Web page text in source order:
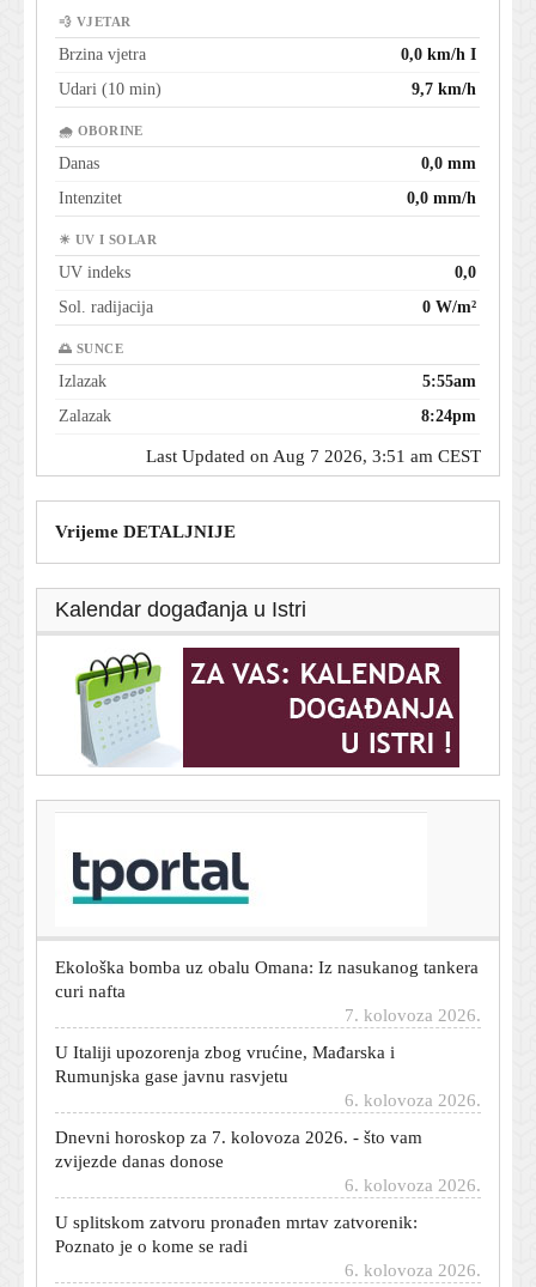
💨 VJETAR
Brzina vjetra
0,0 km/h I
Udari (10 min)
9,7 km/h
🌧 OBORINE
Danas
0,0 mm
Intenzitet
0,0 mm/h
☀ UV I SOLAR
UV indeks
0,0
Sol. radijacija
0 W/m²
🌅 SUNCE
Izlazak
5:55am
Zalazak
8:24pm
Last Updated on Aug 7 2026, 3:51 am CEST
Vrijeme DETALJNIJE
Kalendar događanja u Istri
'Gospić je naš dom' traži hitnu sanaciju, trajni nadzor
vode i tla te ostavke upletenih
Ekološka bomba uz obalu Omana: Iz nasukanog tankera
curi nafta
U Italiji upozorenja zbog vrućine, Mađarska i
Rumunjska gase javnu rasvjetu
Dnevni horoskop za 7. kolovoza 2026. - što vam
zvijezde danas donose
U splitskom zatvoru pronađen mrtav zatvorenik:
Poznato je o kome se radi